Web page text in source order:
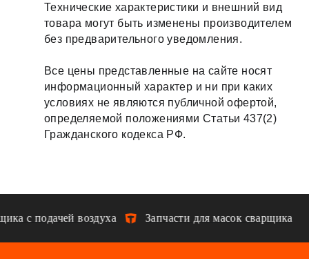
Технические характеристики и внешний вид
товара могут быть изменены производителем
без предварительного уведомления.
Все цены представленные на сайте носят
информационный характер и ни при каких
условиях не являются публичной офертой,
определяемой положениями Статьи 437(2)
Гражданского кодекса РФ.
с подачей воздуха Запчасти для масок сварщика